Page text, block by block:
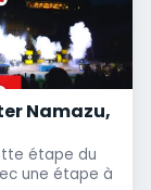
Namazu,
étape du
une étape à